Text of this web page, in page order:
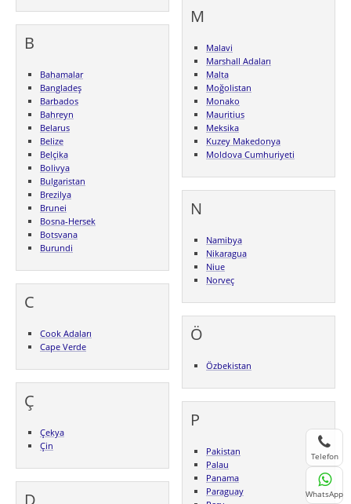
B
Bahamalar
Bangladeş
Barbados
Bahreyn
Belarus
Belize
Belçika
Bolivya
Bulgaristan
Brezilya
Brunei
Bosna-Hersek
Botsvana
Burundi
C
Cook Adaları
Cape Verde
Ç
Çekya
Çin
M
Malavi
Marshall Adaları
Malta
Moğolistan
Monako
Mauritius
Meksika
Kuzey Makedonya
Moldova Cumhuriyeti
N
Namibya
Nikaragua
Niue
Norveç
Ö
Özbekistan
P
Pakistan
Palau
Panama
Paraguay
Telefon
WhatsApp